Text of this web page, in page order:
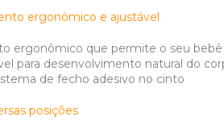
ergonômico e ajustável
ergonômico que permite o seu bebê
para desenvolvimento natural do
de fecho adesivo no cinto
posições